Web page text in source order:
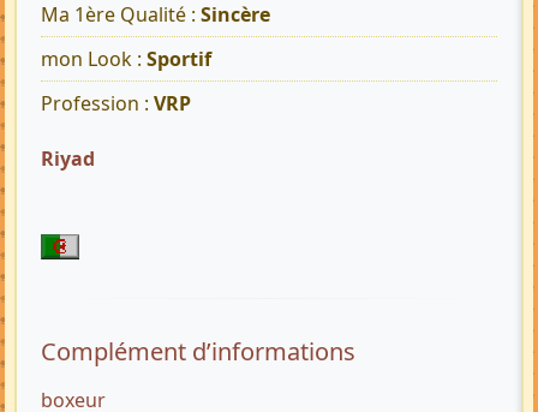
Ma 1ère Qualité : Sincère
mon Look : Sportif
Profession : VRP
Riyad
Complément d’informations
boxeur